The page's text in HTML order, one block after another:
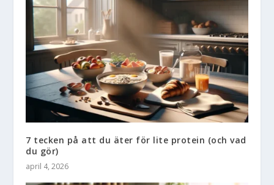
7 tecken på att du äter för lite protein (och vad
du gör)
april 4, 2026